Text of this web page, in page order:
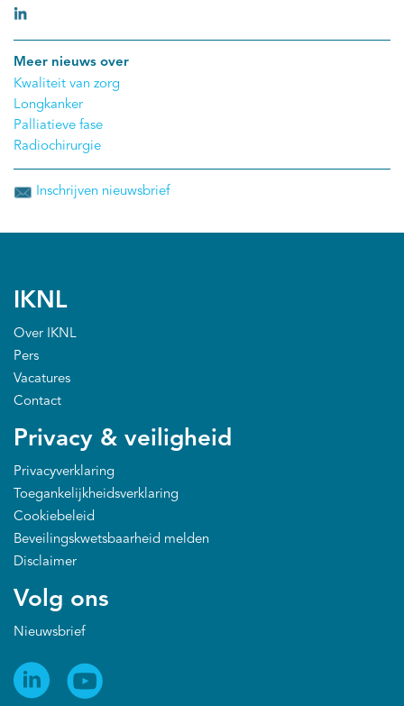
Meer nieuws over
Kwaliteit van zorg
Longkanker
Palliatieve fase
Radiochirurgie
Inschrijven nieuwsbrief
IKNL
Over IKNL
Pers
Vacatures
Contact
Privacy & veiligheid
Privacyverklaring
Toegankelijkheidsverklaring
Cookiebeleid
Beveilingskwetsbaarheid melden
Disclaimer
Volg ons
Nieuwsbrief